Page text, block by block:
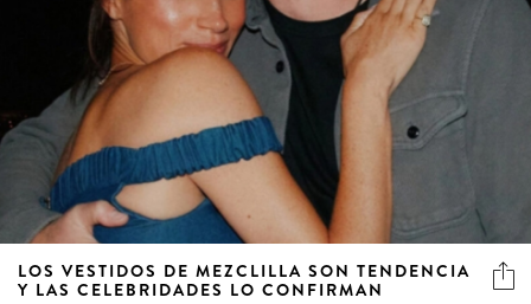
LOS VESTIDOS DE MEZCLILLA SON TENDENCIA
Y LAS CELEBRIDADES LO CONFIRMAN